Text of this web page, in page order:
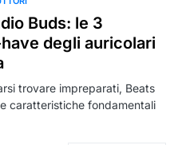
Buds: le 3
degli auricolari
trovare impreparati, Beats
caratteristiche fondamentali